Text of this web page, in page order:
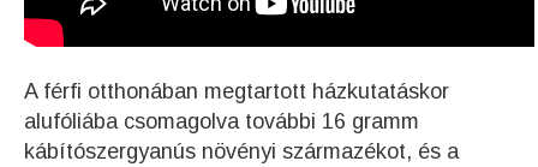
A férfi otthonában megtartott házkutatáskor
alufóliába csomagolva további 16 gramm
kábítószergyanús növényi származékot, és a